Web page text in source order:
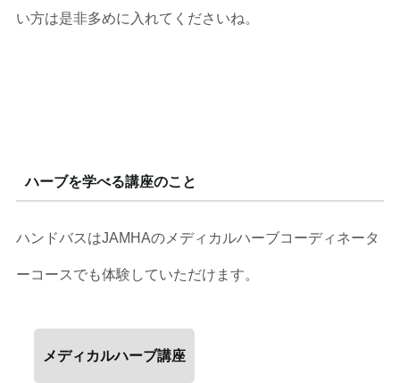
い方は是非多めに入れてくださいね。
ハーブを学べる講座のこと
ハンドバスはJAMHAのメディカルハーブコーディネータ
ーコースでも体験していただけます。
メディカルハーブ講座